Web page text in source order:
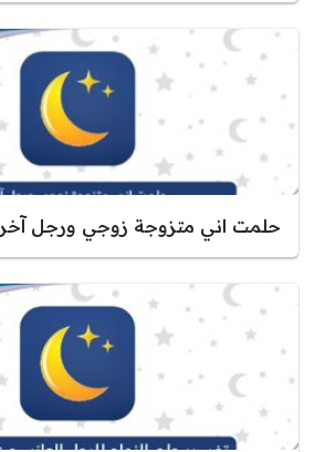
حلمت اني متزوجة زوجي ورجل آخر